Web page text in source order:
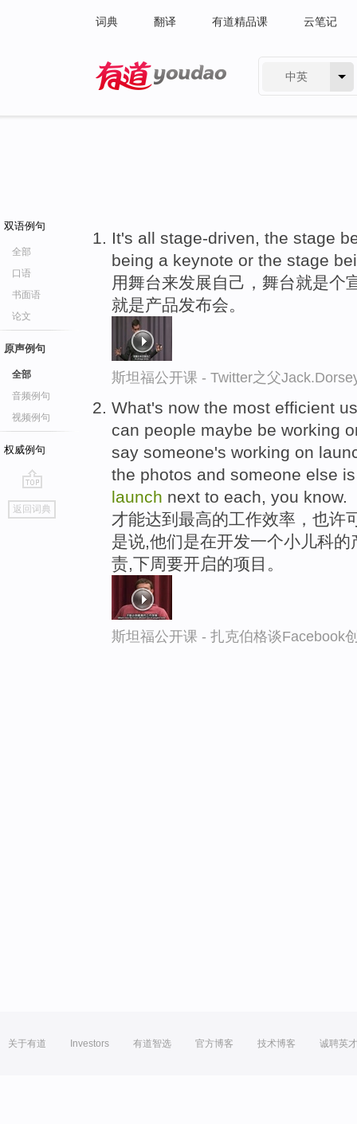
词典 翻译 有道精品课 云笔记
中英
双语例句
全部
口语
书面语
论文
原声例句
全部
音频例句
视频例句
权威例句
go
top
返回词典
It's all stage-driven, the stage
being a keynote or the stage
用舞台来发展自己，舞台就是个
就是产品发布会。
斯坦福公开课 - Twitter之父
What's now the most efficient
can people maybe be working
say someone's working on
the photos and someone else
launch next to each, you know.
才能达到最高的工作效率，也许
是说,他们是在开发一个小儿科
责,下周要开启的项目。
斯坦福公开课 - 扎克伯格谈Facebook
关于有道 Investors 有道智选 官方博客 技术博客 诚聘英才